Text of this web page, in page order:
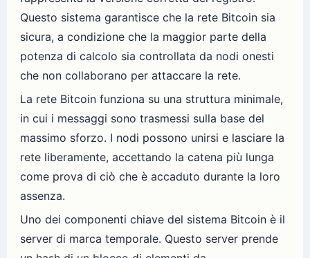
Questo sistema garantisce che la rete Bitcoin sia
sicura, a condizione che la maggior parte della
potenza di calcolo sia controllata da nodi onesti
che non collaborano per attaccare la rete.
La rete Bitcoin funziona su una struttura minimale,
in cui i messaggi sono trasmessi sulla base del
massimo sforzo. I nodi possono unirsi e lasciare la
rete liberamente, accettando la catena più lunga
come prova di ciò che è accaduto durante la loro
assenza.
Uno dei componenti chiave del sistema Bitcoin è il
server di marca temporale. Questo server prende